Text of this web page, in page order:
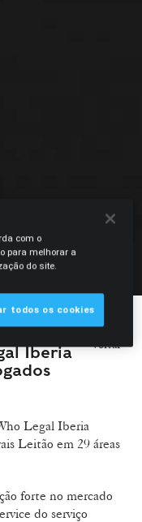
Iberia
voltar
Legal Iberia
Leitão em 29 áreas
forte no mercado
do serviço
com o
para melhorar a
do site.
todos os cookies